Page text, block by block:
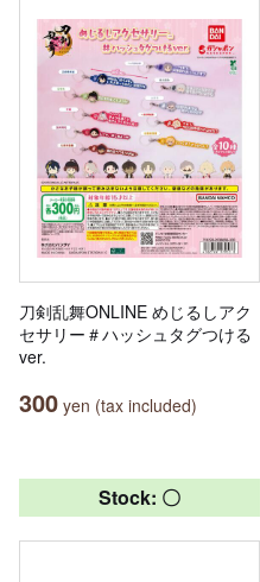
刀剣乱舞ONLINE めじるしアク
セサリー＃ハッシュタグつける
ver.
300 yen (tax included)
Stock: 〇